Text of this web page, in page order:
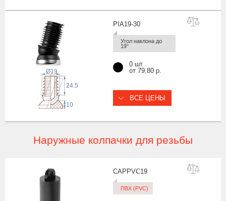
PIA19-30
Угол наклона до
19°
24.5
10
Ø19
0 шт
от 79,80 р.
ВСЕ ЦЕНЫ
Наружные колпачки для резьбы
CAPPVC19
ПВХ (PVC)